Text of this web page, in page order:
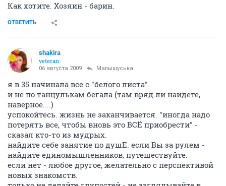
Как хотите. Хозяин - барин.
ОТВЕТИТЬ
shakira
veteran
06 августа 2009 Малышуська
я в 35 начинала все с "белого листа".
и не по танцулькам бегала (там вряд ли найдете,
наверное....)
успокойтесь. жизнь не заканчивается. "иногда надо
потерять все, чтобы вновь это ВСЁ приобрести" -
сказал кто-то из мудрых.
найдите себе занятие по душЕ. если Вы за рулем -
найдите единомышленников, путешествуйте.
если нет - любое другое, желательно с перспективой
новых знакомств.